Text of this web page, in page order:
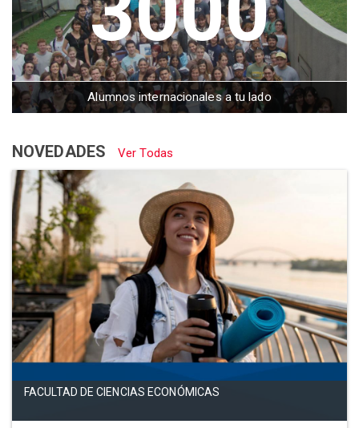
Alumnos internacionales a tu lado
NOVEDADES Ver Todas
FACULTAD DE CIENCIAS ECONÓMICAS